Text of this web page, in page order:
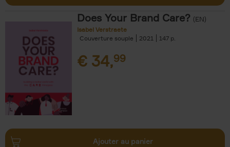
Does Your Brand Care? (EN)
Isabel Verstraete
Couverture souple
2021 147
€ 34,99
Ajouter au panier